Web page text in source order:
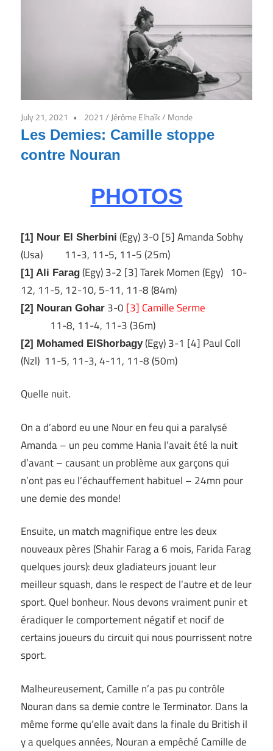
July 21, 2021 2021 / Jérôme Elhaïk/ Monde
Les Demies: Camille stoppe
contre Nouran
PHOTOS
[1] Nour El Sherbini (Egy) 3-0 [5] Amanda Sobhy
(Usa) 11-3, 11-5, 11-5 (25m)
[1] Ali Farag (Egy) 3-2 [3] Tarek Momen (Egy) 10-
12, 11-5, 12-10, 5-11, 11-8 (84m)
[2] Nouran Gohar 3-0 [3] Camille Serme
11-8, 11-4, 11-3 (36m)
[2] Mohamed ElShorbagy(Egy) 3-1 [4] Paul Coll
(Nzl) 11-5, 11-3, 4-11, 11-8 (50m)
Quelle nuit.
On a d’abord eu une Nour en feu qui a paralysé
Amanda – un peu comme Hania l’avait été la nuit
d’avant – causant un problème aux garçons qui
n’ont pas eu l’échauffement habituel – 24mn pour
une demie des monde!
Ensuite, un match magnifique entre les deux
nouveaux pères (Shahir Farag a 6 mois, Farida Farag
quelques jours): deux gladiateurs jouant leur
meilleur squash, dans le respect de l’autre et de leur
sport. Quel bonheur. Nous devons vraiment punir et
éradiquer le comportement négatif et nocif de
certains joueurs du circuit qui nous pourrissent notre
sport.
Malheureusement, Camille n’a pas pu contrôle
Nouran dans sa demie contre le Terminator. Dans la
même forme qu’elle avait dans la finale du British il
y a quelques années, Nouran a empêché Camille de